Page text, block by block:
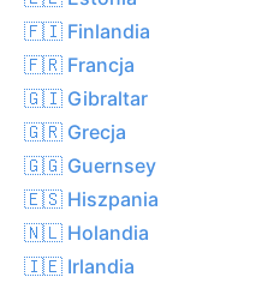
🇫🇮 Finlandia
🇫🇷 Francja
🇬🇮 Gibraltar
🇬🇷 Grecja
🇬🇬 Guernsey
🇪🇸 Hiszpania
🇳🇱 Holandia
🇮🇪 Irlandia